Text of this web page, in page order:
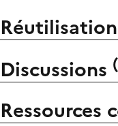
Discussions (
Ressources